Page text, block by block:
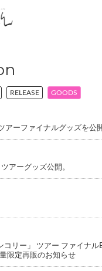
RELEASE GOODS
アーファイナルグッズを公
アーグッズ公開。
コリー」 ツアー ファイナ
限定再販のお知らせ